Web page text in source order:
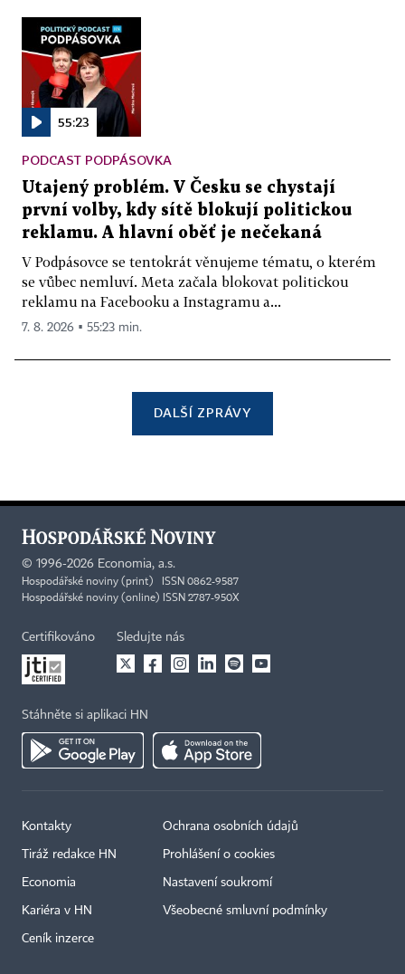
55:23
PODCAST PODPÁSOVKA
Utajený problém. V Česku se chystají
první volby, kdy sítě blokují politickou
reklamu. A hlavní oběť je nečekaná
V Podpásovce se tentokrát věnujeme tématu, o kterém
se vůbec nemluví. Meta začala blokovat politickou
reklamu na Facebooku a Instagramu a...
7. 8. 2026 ▪ 55:23 min.
DALŠÍ ZPRÁVY
© 1996-2026 Economia, a.s.
Hospodářské noviny (print) ISSN 0862-9587
Hospodářské noviny (online) ISSN 2787-950X
Certifikováno Sledujte nás
Stáhněte si aplikaci HN
Kontakty
Tiráž redakce HN
Economia
Kariéra v HN
Ceník inzerce
Ochrana osobních údajů
Prohlášení o cookies
Nastavení soukromí
Všeobecné smluvní podmínky